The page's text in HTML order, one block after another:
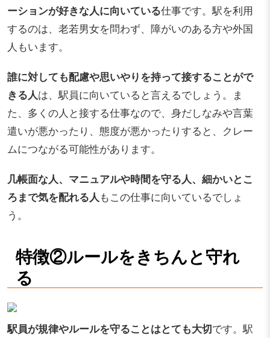
ーションが好きな人に向いている仕事です。駅を利用
するのは、老若男女を問わず、障がいのある方や外国
人もいます。
誰に対しても配慮や思いやりを持って接することがで
きる人は、駅員に向いていると言えるでしょう。ま
た、多くの人と接する仕事なので、身だしなみや言葉
遣いが悪かったり、態度が悪かったりすると、クレー
ムにつながる可能性があります。
几帳面な人、マニュアルや時間を守る人、細かいとこ
ろまで気を配れる人 もこの仕事に向いているでしょ
う。
特徴②ルールをきちんと守れ
る
駅員が規律やルールを守ることはとても大切です。駅